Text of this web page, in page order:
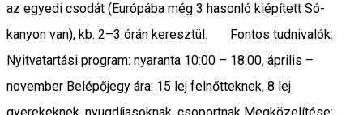
az egyedi csodát (Európába még 3 hasonló kiépített Só-
kanyon van), kb. 2–3 órán keresztül. Fontos tudnivalók:
Nyitvatartási program: nyaranta 10:00 – 18:00, április –
november Belépőjegy ára: 15 lej felnőtteknek, 8 lej